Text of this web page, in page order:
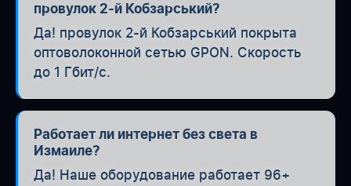
провулок 2-й Кобзарський?
Да! провулок 2-й Кобзарський покрыта
оптоволоконной сетью GPON. Скорость
до 1 Гбит/с.
Работает ли интернет без света в
Измаиле?
Да! Наше оборудование работает 96+